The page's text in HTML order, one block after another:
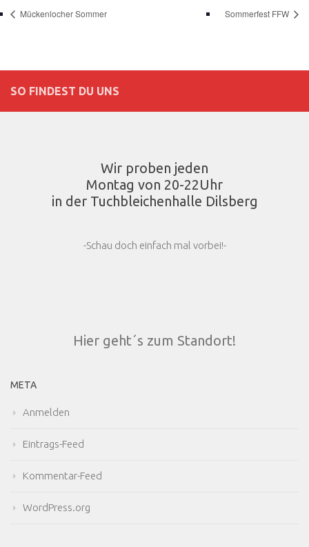
Mückenlocher Sommer Sommerfest FFW
SO FINDEST DU UNS
Wir proben jeden
Montag von 20-22Uhr
in der Tuchbleichenhalle Dilsberg
-Schau doch einfach mal vorbei!-
Hier geht´s zum Standort!
META
Anmelden
Eintrags-Feed
Kommentar-Feed
WordPress.org